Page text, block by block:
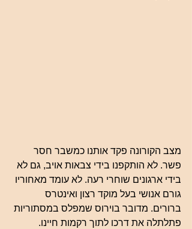
מצב הקורונה פקד אותנו כמשבר חסר
פשר. לא הותקפנו בידי צבאות אויב, גם לא
בידי ארגונים שוחרי רעה. לא עומד מאחוריו
גורם אנושי בעל מוקד רצון ואינטרס
ברורים. מדובר בוירוס שמפלס במסתוריות
פתלתלה את דרכו לתוך רקמות חיינו.